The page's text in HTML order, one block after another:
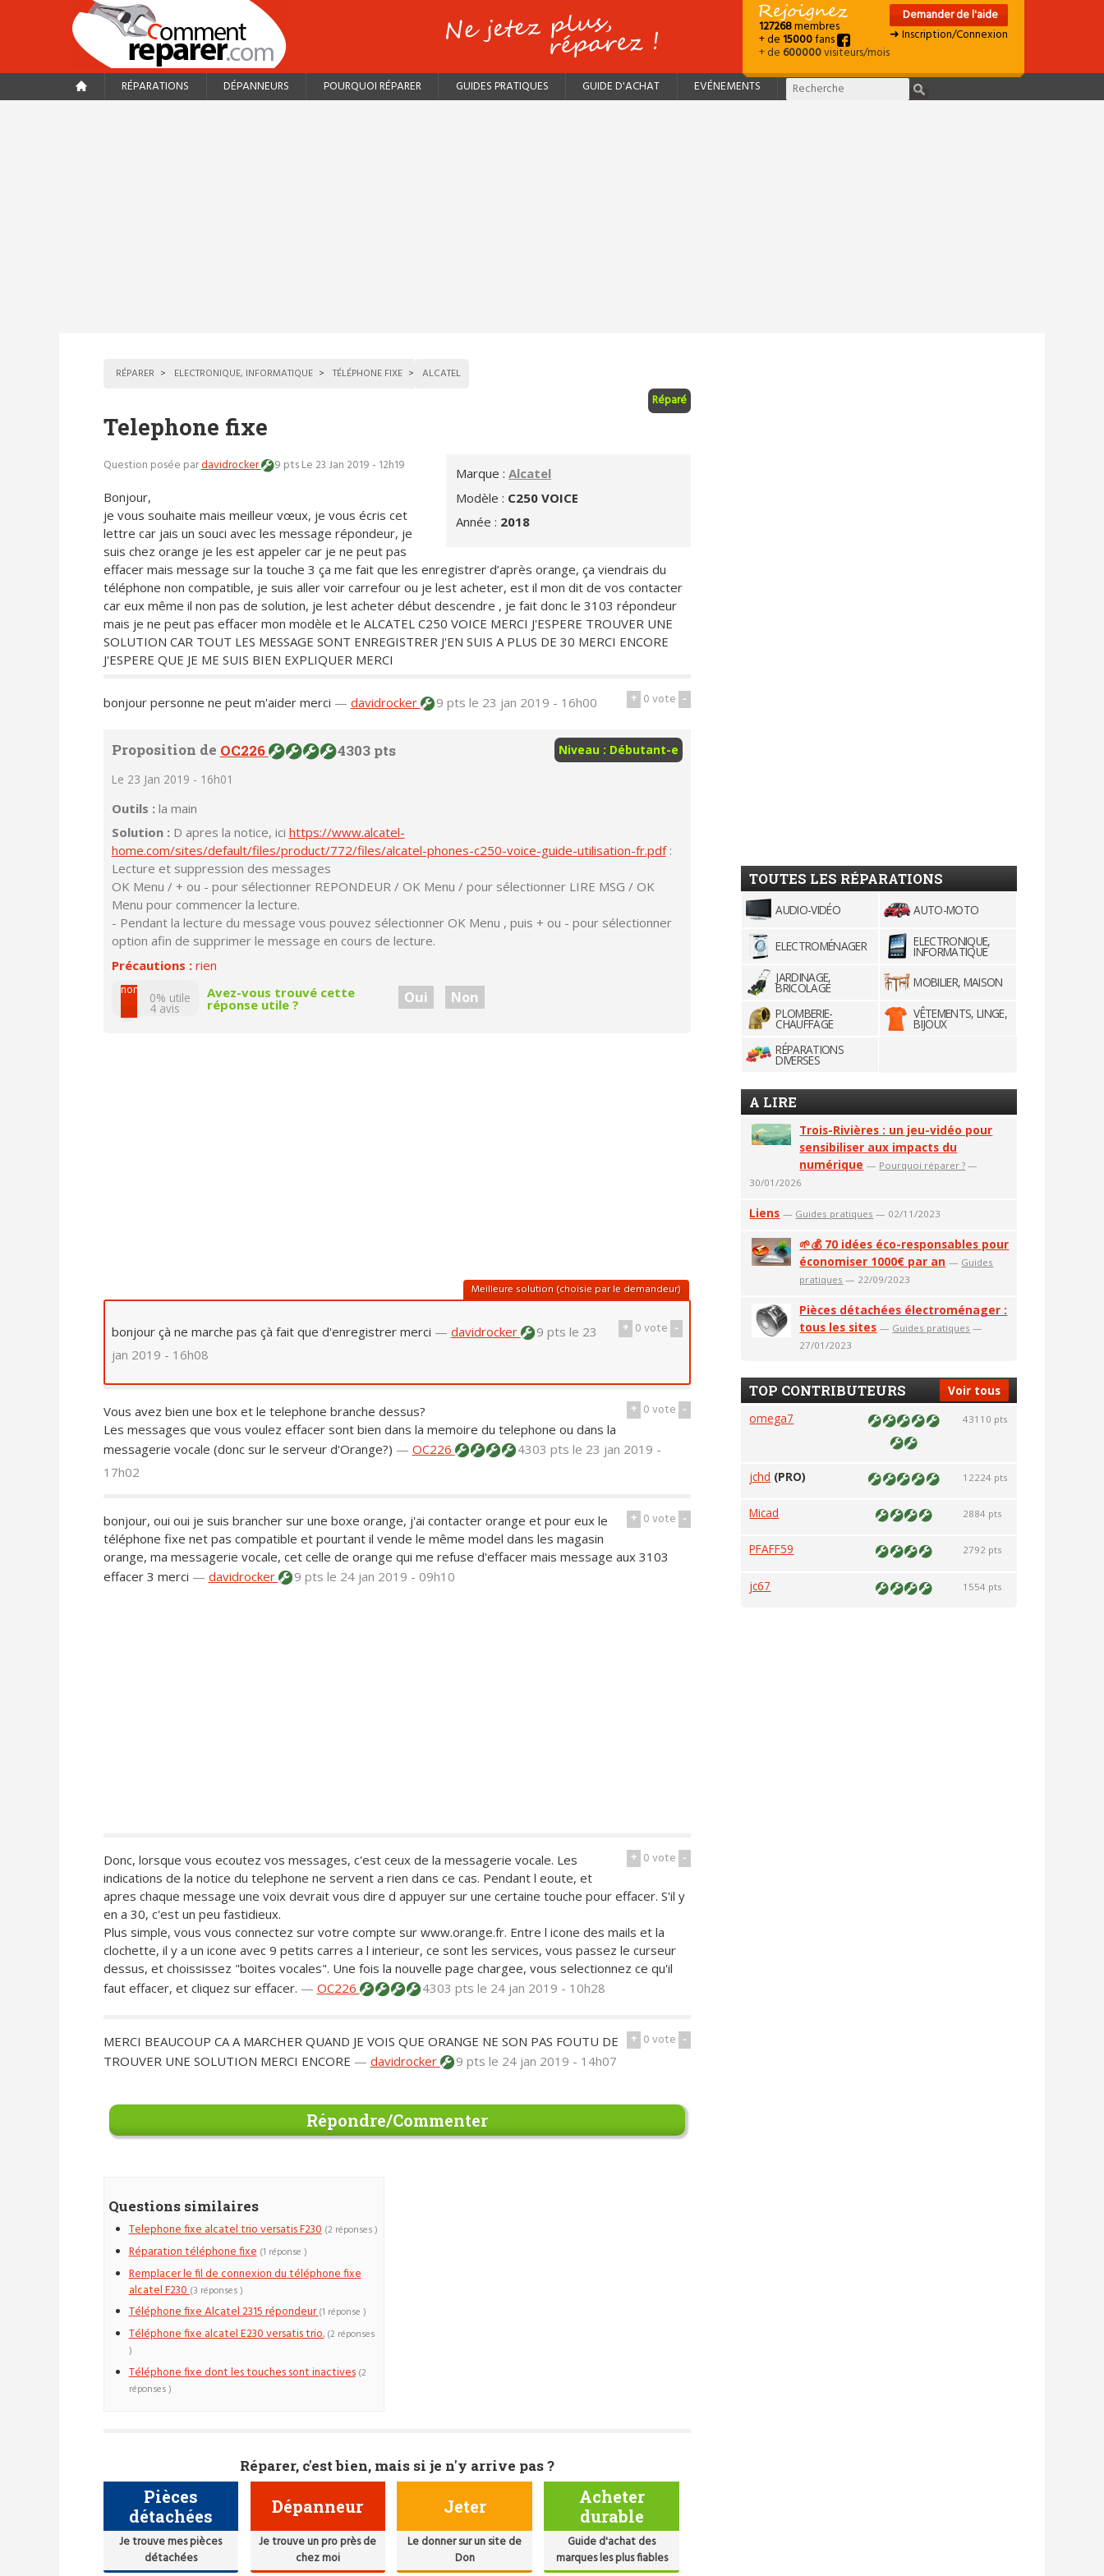
127268membres
+ de15000fans
+ de600000visiteurs/mois
Demander de l'aide
➜ Inscription/Connexion
RÉPARATIONS DÉPANNEURS POURQUOI RÉPARER GUIDES PRATIQUES GUIDE D'ACHAT EVÉNEMENTS
RÉPARER ELECTRONIQUE, INFORMATIQUE TÉLÉPHONE FIXE ALCATEL
Réparé
Telephone fixe
Marque :Alcatel
Modèle : C250 VOICE
Année : 2018
Question posée pardavidrocker 9 ptsLe 23 Jan 2019 - 12h19
Bonjour,
je vous souhaite mais meilleur vœux, je vous écris cet
lettre car jais un souci avec les message répondeur, je
suis chez orange je les est appeler car je ne peut pas
effacer mais message sur la touche 3 ça me fait que les enregistrer d’après orange, ça viendrais du
téléphone non compatible, je suis aller voir carrefour ou je lest acheter, est il mon dit de vos contacter
car eux même il non pas de solution, je lest acheter début descendre , je fait donc le 3103 répondeur
mais je ne peut pas effacer mon modèle et le ALCATEL C250 VOICE MERCI J'ESPERE TROUVER UNE
SOLUTION CAR TOUT LES MESSAGE SONT ENREGISTRER J'EN SUIS A PLUS DE 30 MERCI ENCORE
J'ESPERE QUE JE ME SUIS BIEN EXPLIQUER MERCI
+ 0vote -
bonjour personne ne peut m'aider merci — davidrocker 9 pts le 23 jan 2019 - 16h00
Niveau : Débutant-e
Proposition de OC226 4303 pts
Le 23 Jan 2019 - 16h01
Outils : la main
Solution : D apres la notice, ici https://www.alcatel-
home.com/sites/default/files/product/772/files/alcatel-phones-c250-voice-guide-utilisation-fr.pdf:
Lecture et suppression des messages
OK Menu / + ou - pour sélectionner REPONDEUR / OK Menu / pour sélectionner LIRE MSG / OK
Menu pour commencer la lecture.
- Pendant la lecture du message vous pouvez sélectionner OK Menu , puis + ou - pour sélectionner
option afin de supprimer le message en cours de lecture.
Précautions : rien
non
0% utile
4avis
Avez-vous trouvé cette
réponse utile ? Oui Non
Meilleure solution (choisie par le demandeur)
+ 0vote -
bonjour çà ne marche pas çà fait que d'enregistrer merci — davidrocker 9 pts le 23
jan 2019 - 16h08
+ 0vote -
Vous avez bien une box et le telephone branche dessus?
Les messages que vous voulez effacer sont bien dans la memoire du telephone ou dans la
messagerie vocale (donc sur le serveur d'Orange?) — OC226 4303 pts le 23 jan 2019 -
17h02
+ 0vote -
bonjour, oui oui je suis brancher sur une boxe orange, j'ai contacter orange et pour eux le
téléphone fixe net pas compatible et pourtant il vende le même model dans les magasin
orange, ma messagerie vocale, cet celle de orange qui me refuse d'effacer mais message aux 3103
effacer 3 merci — davidrocker 9 pts le 24 jan 2019 - 09h10
+ 0vote -
Donc, lorsque vous ecoutez vos messages, c'est ceux de la messagerie vocale. Les
indications de la notice du telephone ne servent a rien dans ce cas. Pendant l eoute, et
apres chaque message une voix devrait vous dire d appuyer sur une certaine touche pour effacer. S'il y
en a 30, c'est un peu fastidieux.
Plus simple, vous vous connectez sur votre compte sur www.orange.fr. Entre l icone des mails et la
clochette, il y a un icone avec 9 petits carres a l interieur, ce sont les services, vous passez le curseur
dessus, et choississez "boites vocales". Une fois la nouvelle page chargee, vous selectionnez ce qu'il
faut effacer, et cliquez sur effacer. — OC226 4303 pts le 24 jan 2019 - 10h28
+ 0vote -
MERCI BEAUCOUP CA A MARCHER QUAND JE VOIS QUE ORANGE NE SON PAS FOUTU DE
TROUVER UNE SOLUTION MERCI ENCORE — davidrocker 9 pts le 24 jan 2019 - 14h07
Répondre/Commenter
Questions similaires
Telephone fixe alcatel trio versatis F230 (2 réponses )
Réparation téléphone fixe (1 réponse )
Remplacer le fil de connexion du téléphone fixe
alcatel F230(3 réponses )
Téléphone fixe Alcatel 2315 répondeur(1 réponse )
Téléphone fixe alcatel E230 versatis trio. (2 réponses
)
Téléphone fixe dont les touches sont inactives (2
réponses )
Réparer, c'est bien, mais si je n'y arrive pas ?
Pièces
détachées
Je trouve mes pièces
détachées
Dépanneur
Je trouve un pro près de
chez moi
Jeter
Le donner sur un site de
Don
Acheter
durable
Guide d'achat des
marques les plus fiables
TOUTES LES RÉPARATIONS
AUDIO-VIDÉO AUTO-MOTO
ELECTROMÉNAGER ELECTRONIQUE,
INFORMATIQUE
JARDINAGE,
BRICOLAGE
MOBILIER, MAISON
PLOMBERIE-
CHAUFFAGE
VÊTEMENTS, LINGE,
BIJOUX
RÉPARATIONS
DIVERSES
A LIRE
Trois-Rivières : un jeu-vidéo pour
sensibiliser aux impacts du
numérique — Pourquoi réparer ? —
30/01/2026
Liens — Guides pratiques — 02/11/2023
🌱💰 70 idées éco-responsables pour
économiser 1000€ par an — Guides
pratiques — 22/09/2023
Pièces détachées électroménager :
tous les sites — Guides pratiques —
27/01/2023
Voir tous
TOP CONTRIBUTEURS
omega7 43110 pts
jchd (PRO) 12224 pts
Micad 2884 pts
PFAFF59 2792 pts
jc67 1554 pts